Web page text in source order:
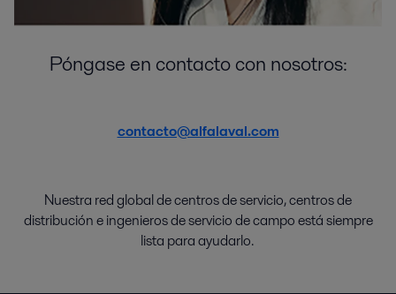
Póngase en contacto con nosotros:
contacto@alfalaval.com
Nuestra red global decentros deservicio,centros de
distribucióneingenieros de servicio de campoestásiempre
lista paraayudarlo.